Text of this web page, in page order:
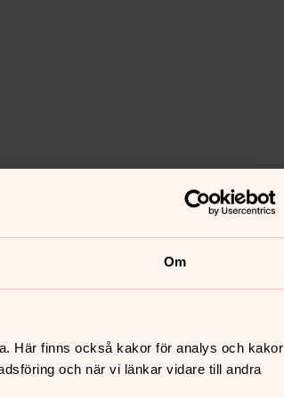
Om
Här finns också kakor för analys och kakor
och när vi länkar vidare till andra